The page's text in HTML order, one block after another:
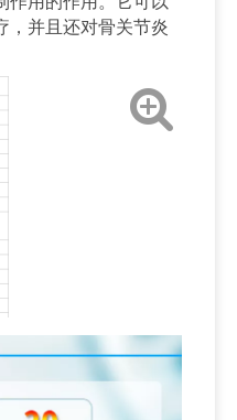
，并且还对骨关节炎